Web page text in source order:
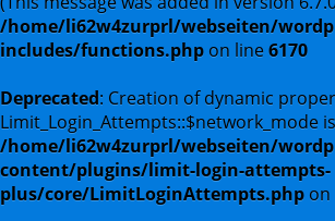
/home/li62w4zurprl/webseiten/
includes/functions.php on line6170
Deprecated: Creation of dynamic
Limit_Login_Attempts::$network_mode
/home/li62w4zurprl/webseiten/
content/plugins/limit-login-attempts-
plus/core/LimitLoginAttempts.php on